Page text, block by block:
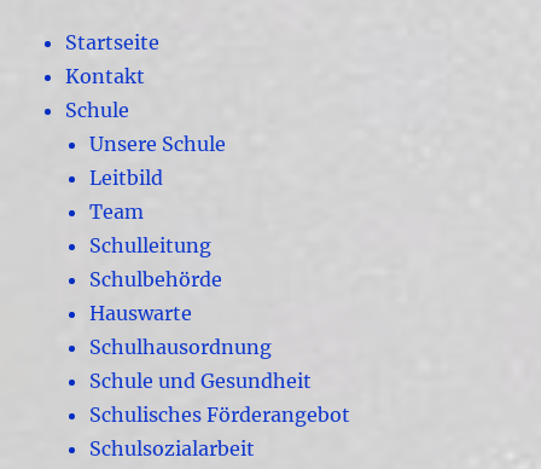
Startseite
Kontakt
Schule
Unsere Schule
Leitbild
Team
Schulleitung
Schulbehörde
Hauswarte
Schulhausordnung
Schule und Gesundheit
Schulisches Förderangebot
Schulsozialarbeit